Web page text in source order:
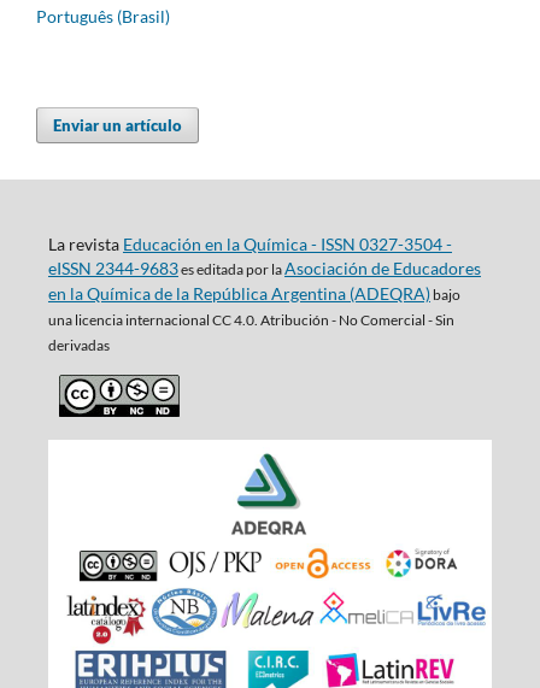
Português (Brasil)
Enviar un artículo
La revista Educación en la Química - ISSN 0327-3504 -
eISSN 2344-9683es editada por laAsociación de Educadores
en la Química de la República Argentina (ADEQRA)bajo
una licencia internacional CC 4.0. Atribución - No Comercial - Sin
derivadas